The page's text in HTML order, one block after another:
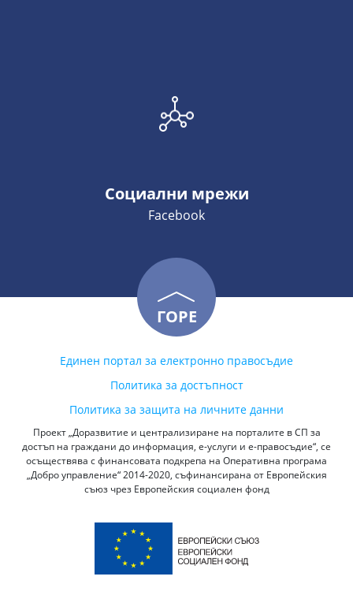
Социални мрежи
Facebook
ГОРЕ
Единен портал за електронно правосъдие
Политика за достъпност
Политика за защита на личните данни
Проект „Доразвитие и централизиране на порталите в СП за
достъп на граждани до информация, е-услуги и е-правосъдие“, се
осъществява с финансовата подкрепа на Оперативна програма
„Добро управление“ 2014-2020, съфинансирана от Европейския
съюз чрез Европейския социален фонд